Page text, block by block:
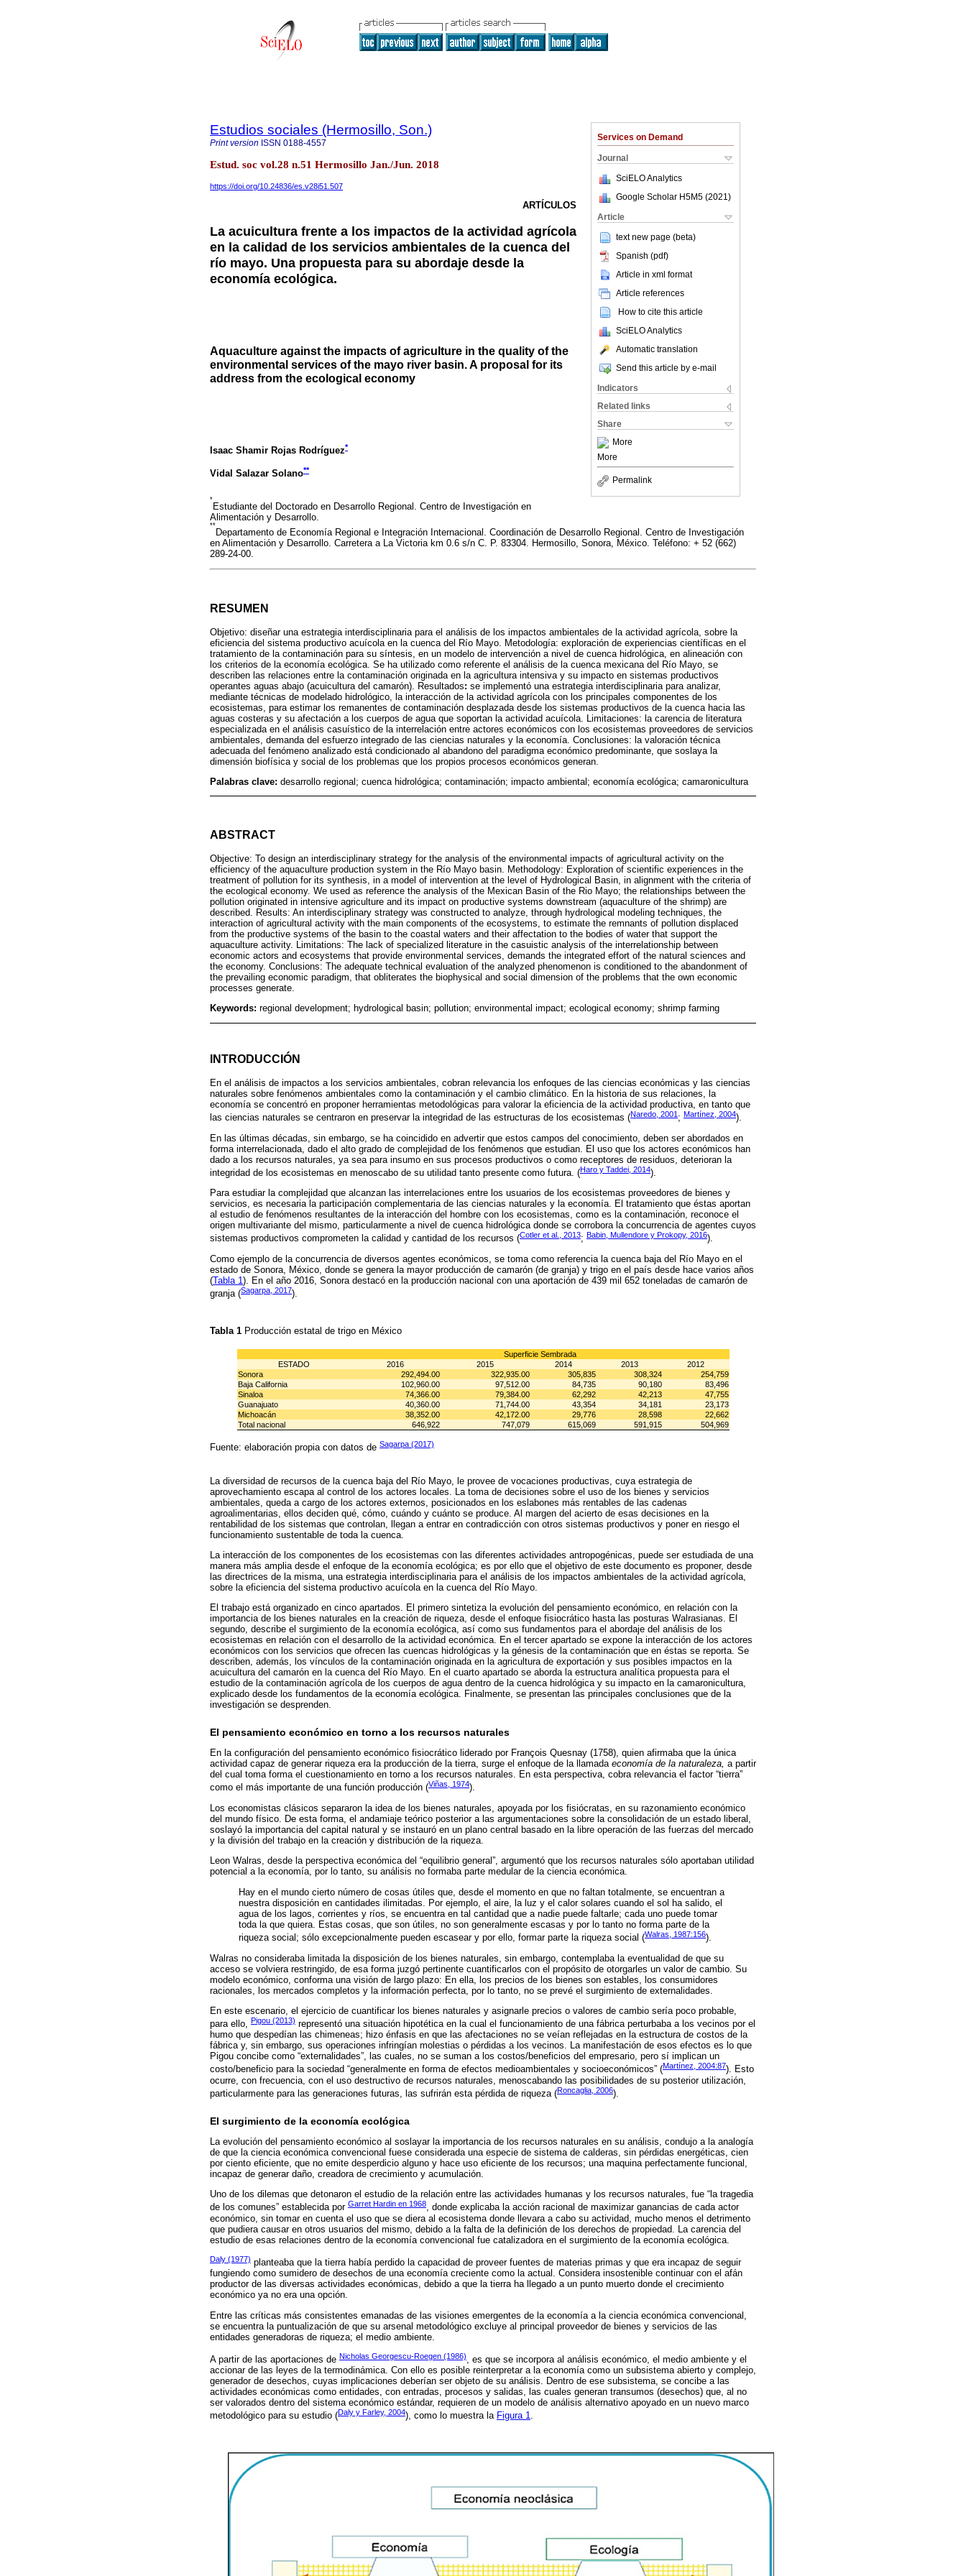
Services on Demand
Journal
SciELO Analytics
Google Scholar H5M5 (2021 )
Article
text new page (beta)
Spanish (pdf)
Article in xml format
Article references
How to cite this article
SciELO Analytics
Automatic translation
Send this article by e-mail
Indicators
Related links
Share
More
More
Permalink
Estudios sociales (Hermosillo, Son.)
Print version ISSN 0188-4557
Estud. soc vol.28 n.51 Hermosillo Jan./Jun. 2018
https://doi.org/10.24836/es.v28i51.507
ARTÍCULOS
La acuicultura frente a los impactos de la actividad agrícola
en la calidad de los servicios ambientales de la cuenca del
río mayo. Una propuesta para su abordaje desde la
economía ecológica.
Aquaculture against the impacts of agriculture in the quality of the
environmental services of the mayo river basin. A proposal for its
address from the ecological economy
Isaac Shamir Rojas Rodríguez*
Vidal Salazar Solano**
*
Estudiante del Doctorado en Desarrollo Regional. Centro de Investigación en
Alimentación y Desarrollo.
**
Departamento de Economía Regional e Integración Internacional. Coordinación de Desarrollo Regional. Centro de Investigación
en Alimentación y Desarrollo. Carretera a La Victoria km 0.6 s/n C. P. 83304. Hermosillo, Sonora, México. Teléfono: + 52 (662)
289-24-00.
RESUMEN
Objetivo: diseñar una estrategia interdisciplinaria para el análisis de los impactos ambientales de la actividad agrícola, sobre la
eficiencia del sistema productivo acuícola en la cuenca del Río Mayo. Metodología: exploración de experiencias científicas en el
tratamiento de la contaminación para su síntesis, en un modelo de intervención a nivel de cuenca hidrológica, en alineación con
los criterios de la economía ecológica. Se ha utilizado como referente el análisis de la cuenca mexicana del Río Mayo, se
describen las relaciones entre la contaminación originada en la agricultura intensiva y su impacto en sistemas productivos
operantes aguas abajo (acuicultura del camarón). Resultados: se implementó una estrategia interdisciplinaria para analizar,
mediante técnicas de modelado hidrológico, la interacción de la actividad agrícola con los principales componentes de los
ecosistemas, para estimar los remanentes de contaminación desplazada desde los sistemas productivos de la cuenca hacia las
aguas costeras y su afectación a los cuerpos de agua que soportan la actividad acuícola. Limitaciones: la carencia de literatura
especializada en el análisis casuístico de la interrelación entre actores económicos con los ecosistemas proveedores de servicios
ambientales, demanda del esfuerzo integrado de las ciencias naturales y la economía. Conclusiones: la valoración técnica
adecuada del fenómeno analizado está condicionado al abandono del paradigma económico predominante, que soslaya la
dimensión biofísica y social de los problemas que los propios procesos económicos generan.
Palabras clave: desarrollo regional; cuenca hidrológica; contaminación; impacto ambiental; economía ecológica; camaronicultura
ABSTRACT
Objective: To design an interdisciplinary strategy for the analysis of the environmental impacts of agricultural activity on the
efficiency of the aquaculture production system in the Río Mayo basin. Methodology: Exploration of scientific experiences in the
treatment of pollution for its synthesis, in a model of intervention at the level of Hydrological Basin, in alignment with the criteria of
the ecological economy. We used as reference the analysis of the Mexican Basin of the Rio Mayo; the relationships between the
pollution originated in intensive agriculture and its impact on productive systems downstream (aquaculture of the shrimp) are
described. Results: An interdisciplinary strategy was constructed to analyze, through hydrological modeling techniques, the
interaction of agricultural activity with the main components of the ecosystems, to estimate the remnants of pollution displaced
from the productive systems of the basin to the coastal waters and their affectation to the bodies of water that support the
aquaculture activity. Limitations: The lack of specialized literature in the casuistic analysis of the interrelationship between
economic actors and ecosystems that provide environmental services, demands the integrated effort of the natural sciences and
the economy. Conclusions: The adequate technical evaluation of the analyzed phenomenon is conditioned to the abandonment of
the prevailing economic paradigm, that obliterates the biophysical and social dimension of the problems that the own economic
processes generate.
Keywords: regional development; hydrological basin; pollution; environmental impact; ecological economy; shrimp farming
INTRODUCCIÓN
En el análisis de impactos a los servicios ambientales, cobran relevancia los enfoques de las ciencias económicas y las ciencias
naturales sobre fenómenos ambientales como la contaminación y el cambio climático. En la historia de sus relaciones, la
economía se concentró en proponer herramientas metodológicas para valorar la eficiencia de la actividad productiva, en tanto que
las ciencias naturales se centraron en preservar la integridad de las estructuras de los ecosistemas (Naredo, 2001 ; Martínez, 2004).
En las últimas décadas, sin embargo, se ha coincidido en advertir que estos campos del conocimiento, deben ser abordados en
forma interrelacionada, dado el alto grado de complejidad de los fenómenos que estudian. El uso que los actores económicos han
dado a los recursos naturales, ya sea para insumo en sus procesos productivos o como receptores de residuos, deterioran la
integridad de los ecosistemas en menoscabo de su utilidad tanto presente como futura. (Haro y Taddei, 2014).
Para estudiar la complejidad que alcanzan las interrelaciones entre los usuarios de los ecosistemas proveedores de bienes y
servicios, es necesaria la participación complementaria de las ciencias naturales y la economía. El tratamiento que éstas aportan
al estudio de fenómenos resultantes de la interacción del hombre con los ecosistemas, como es la contaminación, reconoce el
origen multivariante del mismo, particularmente a nivel de cuenca hidrológica donde se corrobora la concurrencia de agentes cuyos
sistemas productivos comprometen la calidad y cantidad de los recursos (Cotler et al., 2013; Babin, Mullendore y Prokopy, 2016).
Como ejemplo de la concurrencia de diversos agentes económicos, se toma como referencia la cuenca baja del Río Mayo en el
estado de Sonora, México, donde se genera la mayor producción de camarón (de granja) y trigo en el país desde hace varios años
(Tabla 1 ). En el año 2016, Sonora destacó en la producción nacional con una aportación de 439 mil 652 toneladas de camarón de
granja (Sagarpa, 2017).
Tabla 1 Producción estatal de trigo en México
Superficie Sembrada
ESTADO
2016 2015 2014 2013
2012
Sonora
292,494.00 322,935.00 305,835 308,324
254,759
Baja California
102,960.00 97,512.00 84,735 90,180
83,496
Sinaloa
74,366.00 79,384.00 62,292 42,213
47,755
Guanajuato
40,360.00 71,744.00 43,354 34,181
23,173
Michoacán
38,352.00 42,172.00 29,776 28,598
22,662
Total nacional
646,922 747,079 615,069 591,915 504,969
Fuente: elaboración propia con datos de Sagarpa (2017)
La diversidad de recursos de la cuenca baja del Río Mayo, le provee de vocaciones productivas, cuya estrategia de
aprovechamiento escapa al control de los actores locales. La toma de decisiones sobre el uso de los bienes y servicios
ambientales, queda a cargo de los actores externos, posicionados en los eslabones más rentables de las cadenas
agroalimentarias, ellos deciden qué, cómo, cuándo y cuánto se produce. Al margen del acierto de esas decisiones en la
rentabilidad de los sistemas que controlan, llegan a entrar en contradicción con otros sistemas productivos y poner en riesgo el
funcionamiento sustentable de toda la cuenca.
La interacción de los componentes de los ecosistemas con las diferentes actividades antropogénicas, puede ser estudiada de una
manera más amplia desde el enfoque de la economía ecológica; es por ello que el objetivo de este documento es proponer, desde
las directrices de la misma, una estrategia interdisciplinaria para el análisis de los impactos ambientales de la actividad agrícola,
sobre la eficiencia del sistema productivo acuícola en la cuenca del Río Mayo.
El trabajo está organizado en cinco apartados. El primero sintetiza la evolución del pensamiento económico, en relación con la
importancia de los bienes naturales en la creación de riqueza, desde el enfoque fisiocrático hasta las posturas Walrasianas. El
segundo, describe el surgimiento de la economía ecológica, así como sus fundamentos para el abordaje del análisis de los
ecosistemas en relación con el desarrollo de la actividad económica. En el tercer apartado se expone la interacción de los actores
económicos con los servicios que ofrecen las cuencas hidrológicas y la génesis de la contaminación que en éstas se reporta. Se
describen, además, los vínculos de la contaminación originada en la agricultura de exportación y sus posibles impactos en la
acuicultura del camarón en la cuenca del Río Mayo. En el cuarto apartado se aborda la estructura analítica propuesta para el
estudio de la contaminación agrícola de los cuerpos de agua dentro de la cuenca hidrológica y su impacto en la camaronicultura,
explicado desde los fundamentos de la economía ecológica. Finalmente, se presentan las principales conclusiones que de la
investigación se desprenden.
El pensamiento económico en torno a los recursos naturales
En la configuración del pensamiento económico fisiocrático liderado por François Quesnay (1758), quien afirmaba que la única
actividad capaz de generar riqueza era la producción de la tierra, surge el enfoque de la llamada economía de la naturaleza, a partir
del cual toma forma el cuestionamiento en torno a los recursos naturales. En esta perspectiva, cobra relevancia el factor “tierra”
como el más importante de una función producción (Viñas, 1974).
Los economistas clásicos separaron la idea de los bienes naturales, apoyada por los fisiócratas, en su razonamiento económico
del mundo físico. De esta forma, el andamiaje teórico posterior a las argumentaciones sobre la consolidación de un estado liberal,
soslayó la importancia del capital natural y se instauró en un plano central basado en la libre operación de las fuerzas del mercado
y la división del trabajo en la creación y distribución de la riqueza.
Leon Walras, desde la perspectiva económica del “equilibrio general”, argumentó que los recursos naturales sólo aportaban utilidad
potencial a la economía, por lo tanto, su análisis no formaba parte medular de la ciencia económica.
Hay en el mundo cierto número de cosas útiles que, desde el momento en que no faltan totalmente, se encuentran a
nuestra disposición en cantidades ilimitadas. Por ejemplo, el aire, la luz y el calor solares cuando el sol ha salido, el
agua de los lagos, corrientes y ríos, se encuentra en tal cantidad que a nadie puede faltarle; cada uno puede tomar
toda la que quiera. Estas cosas, que son útiles, no son generalmente escasas y por lo tanto no forma parte de la
riqueza social; sólo excepcionalmente pueden escasear y por ello, formar parte la riqueza social (Walras, 1987:156).
Walras no consideraba limitada la disposición de los bienes naturales, sin embargo, contemplaba la eventualidad de que su
acceso se volviera restringido, de esa forma juzgó pertinente cuantificarlos con el propósito de otorgarles un valor de cambio. Su
modelo económico, conforma una visión de largo plazo: En ella, los precios de los bienes son estables, los consumidores
racionales, los mercados completos y la información perfecta, por lo tanto, no se prevé el surgimiento de externalidades.
En este escenario, el ejercicio de cuantificar los bienes naturales y asignarle precios o valores de cambio sería poco probable,
para ello, Pigou (2013) representó una situación hipotética en la cual el funcionamiento de una fábrica perturbaba a los vecinos por el
humo que despedían las chimeneas; hizo énfasis en que las afectaciones no se veían reflejadas en la estructura de costos de la
fábrica y, sin embargo, sus operaciones infringían molestias o pérdidas a los vecinos. La manifestación de esos efectos es lo que
Pigou concibe como “externalidades”, las cuales, no se suman a los costos/beneficios del empresario, pero sí implican un
costo/beneficio para la sociedad “generalmente en forma de efectos medioambientales y socioeconómicos” (Martínez, 2004:87). Esto
ocurre, con frecuencia, con el uso destructivo de recursos naturales, menoscabando las posibilidades de su posterior utilización,
particularmente para las generaciones futuras, las sufrirán esta pérdida de riqueza (Roncaglia, 2006).
El surgimiento de la economía ecológica
La evolución del pensamiento económico al soslayar la importancia de los recursos naturales en su análisis, condujo a la analogía
de que la ciencia económica convencional fuese considerada una especie de sistema de calderas, sin pérdidas energéticas, cien
por ciento eficiente, que no emite desperdicio alguno y hace uso eficiente de los recursos; una maquina perfectamente funcional,
incapaz de generar daño, creadora de crecimiento y acumulación.
Uno de los dilemas que detonaron el estudio de la relación entre las actividades humanas y los recursos naturales, fue “la tragedia
de los comunes” establecida por Garret Hardin en 1968, donde explicaba la acción racional de maximizar ganancias de cada actor
económico, sin tomar en cuenta el uso que se diera al ecosistema donde llevara a cabo su actividad, mucho menos el detrimento
que pudiera causar en otros usuarios del mismo, debido a la falta de la definición de los derechos de propiedad. La carencia del
estudio de esas relaciones dentro de la economía convencional fue catalizadora en el surgimiento de la economía ecológica.
Daly (1977) planteaba que la tierra había perdido la capacidad de proveer fuentes de materias primas y que era incapaz de seguir
fungiendo como sumidero de desechos de una economía creciente como la actual. Considera insostenible continuar con el afán
productor de las diversas actividades económicas, debido a que la tierra ha llegado a un punto muerto donde el crecimiento
económico ya no era una opción.
Entre las críticas más consistentes emanadas de las visiones emergentes de la economía a la ciencia económica convencional,
se encuentra la puntualización de que su arsenal metodológico excluye al principal proveedor de bienes y servicios de las
entidades generadoras de riqueza; el medio ambiente.
A partir de las aportaciones de Nicholas Georgescu-Roegen (1986), es que se incorpora al análisis económico, el medio ambiente y el
accionar de las leyes de la termodinámica. Con ello es posible reinterpretar a la economía como un subsistema abierto y complejo,
generador de desechos, cuyas implicaciones deberían ser objeto de su análisis. Dentro de ese subsistema, se concibe a las
actividades económicas como entidades, con entradas, procesos y salidas, las cuales generan transumos (desechos) que, al no
ser valorados dentro del sistema económico estándar, requieren de un modelo de análisis alternativo apoyado en un nuevo marco
metodológico para su estudio (Daly y Farley, 2004), como lo muestra la Figura 1.